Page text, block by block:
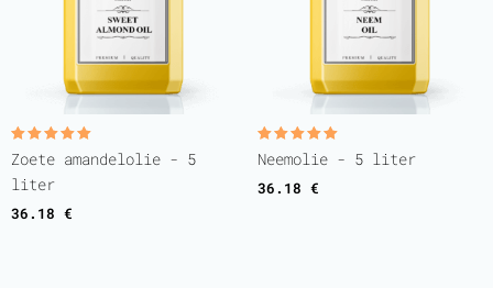
Gewaardeerd
5.00
uit 5
Zoete amandelolie - 5
liter
36.18 €
Gewaardeerd
5.00
Neemolie - 5 liter
36.18 €